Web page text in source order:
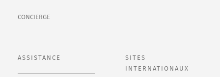
CONCIERGE
ASSISTANCE
SITES
INTERNATIONAUX